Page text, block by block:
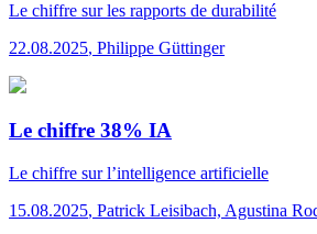
Le chiffre sur les rapports de durabilité
22.08.2025, Philippe Güttinger
Le chiffre 38% IA
Le chiffre sur l’intelligence artificielle
15.08.2025, Patrick Leisibach, Agustina